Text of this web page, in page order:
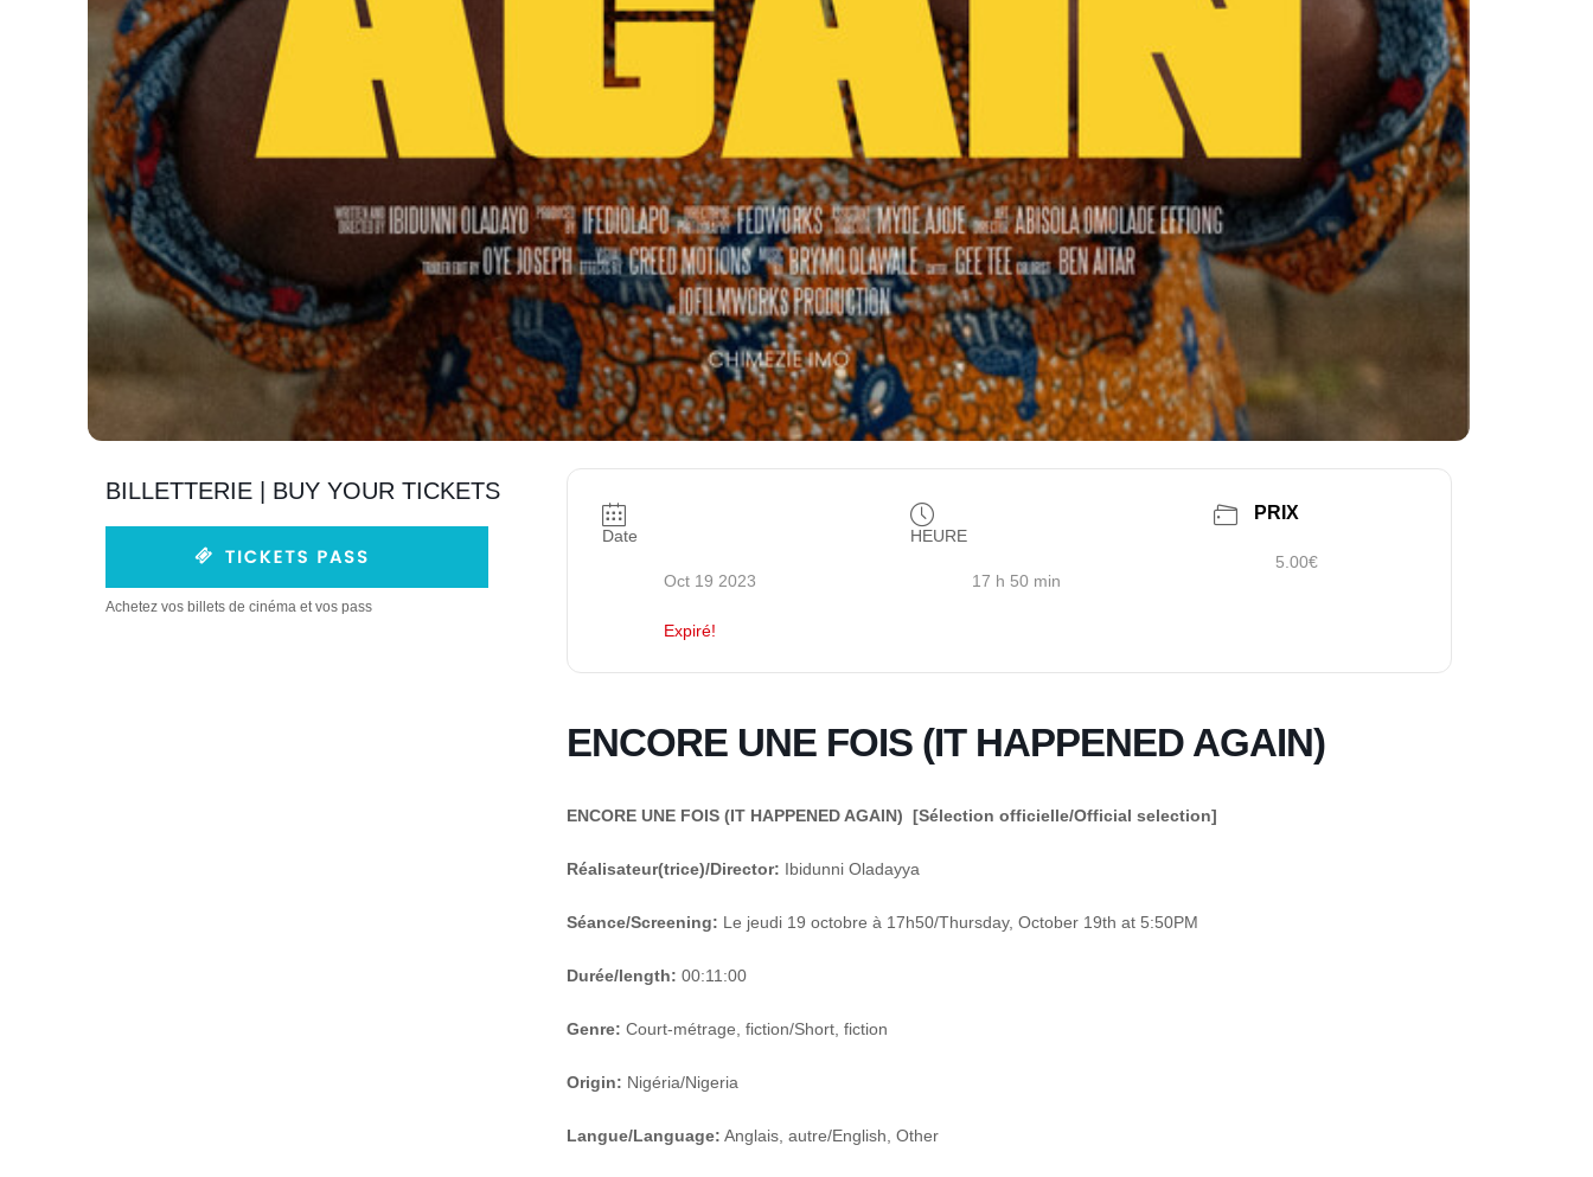
BILLETTERIE | BUY YOUR TICKETS
Achetez vos billets de cinéma et vos pass
Date
Oct 19 2023
Expiré!
HEURE
17 h 50 min
PRIX
5.00€
ENCORE UNE FOIS (IT HAPPENED AGAIN)
ENCORE UNE FOIS (IT HAPPENED AGAIN) [Sélection officielle/Official selection]
Réalisateur(trice)/Director: Ibidunni Oladayya
Séance/Screening: Le jeudi 19 octobre à 17h50/Thursday, October 19th at 5:50PM
Durée/length: 00:11:00
Genre: Court-métrage, fiction/Short, fiction
Origin: Nigéria/Nigeria
Langue/Language: Anglais, autre/English, Other